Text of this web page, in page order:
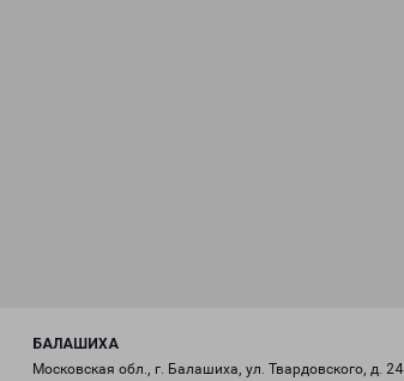
БАЛАШИХА
Московская обл., г. Балашиха, ул. Твардовского, д. 24